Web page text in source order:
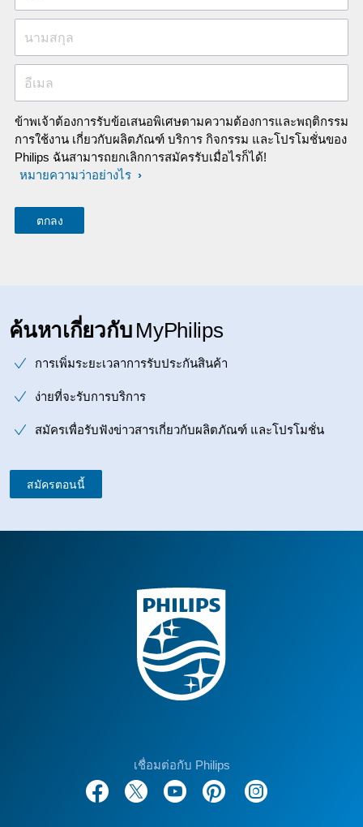
นามสกุล
อีเมล
ข้าพเจ้าต้องการรับข้อเสนอพิเศษตามความต้องการและพฤติกรรม
การใช้งาน เกี่ยวกับผลิตภัณฑ์ บริการ กิจกรรม และโปรโมชั่นของ
Philips ฉันสามารถยกเลิกการสมัครรับเมื่อไรก็ได้!
หมายความว่าอย่างไร
ค้นหาเกี่ยวกับ MyPhilips
การเพิ่มระยะเวลาการรับประกันสินค้า
ง่ายที่จะรับการบริการ
สมัครเพื่อรับฟังข่าวสารเกี่ยวกับผลิตภัณฑ์ และโปรโมชั่น
สมัครตอนนี้
เชื่อมต่อกับ Philips